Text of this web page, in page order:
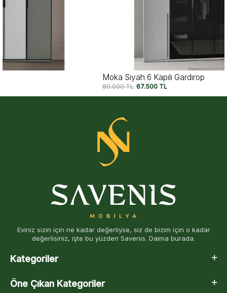
Moka Siyah 6 Kapılı Gardırop
Eviniz sizin için ne kadar değerliyse, siz de bizim için o kadar
değerlisiniz, işte bu yüzden Savenis. Daima burada.
Kategoriler
Öne Çıkan Kategoriler